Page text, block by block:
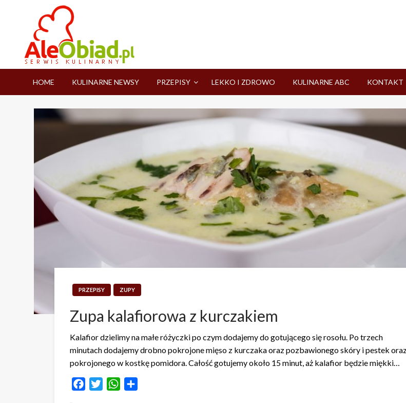
aleobiad.pl
serwis informacyjno-kulinarny
HOME KULINARNE NEWSY PRZEPISY LEKKO I ZDROWO KULINARNE ABC KONTAKT
PRZEPISY ZUPY
Zupa kalafiorowa z kurczakiem
Kalafior dzielimy na małe różyczki po czym dodajemy do gotującego się rosołu. Po trzech
minutach dodajemy drobno pokrojone mięso z kurczaka oraz pozbawionego skóry i pestek
pokrojonego w kostkę pomidora. Całość gotujemy około 15 minut, aż kalafior będzie miękki…
FacebookTwitterWhatsApp